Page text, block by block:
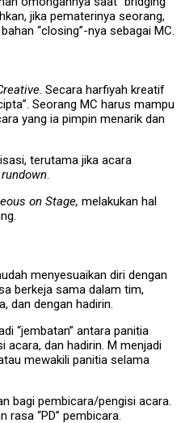
jika pematerinya seorang,
“closing”-nya sebagai MC.
. Secara harfiyah kreatif
Seorang MC harus mampu
yang ia pimpin menarik dan
terutama jika acara
rundown.
on Stage, melakukan hal
menyesuaikan diri dengan
berkeja sama dalam tim,
dan dengan hadirin.
“jembatan” antara panitia
acara, dan hadirin. M menjadi
mewakili panitia selama
bagi pembicara/pengisi acara.
rasa “PD” pembicara.